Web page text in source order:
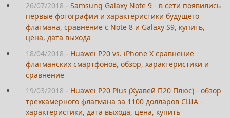
26/07/2018 - Samsung Galaxy Note 9 - в сети появились
первые фотографии и характеристики будущего
флагмана, сравнение с Note 8 и Galaxy S9, купить,
цена, дата выхода
18/04/2018 - Huawei P20 vs. iPhone X сравнение
флагманских смартфонов, обзор, характеристики и
сравнение
19/03/2018 - Huawei P20 Plus (Хуавей П20 Плюс) - обзор
трехкамерного флагмана за 1100 долларов США -
характеристики, дата выхода, цена, купить